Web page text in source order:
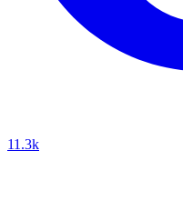
11.3k